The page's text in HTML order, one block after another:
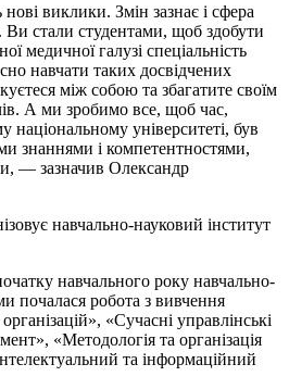
виклики. Змін зазнає і сфера
Ви стали студентами, щоб здобути
медичної галузі спеціальність
навчати таких досвідчених
між собою та збагатите своїм
А ми зробимо все, щоб час,
національному університеті, був
знаннями і компетентностями,
— зазначив Олександр
навчально-науковий інститут
навчального року навчально-
почалася робота з вивчення
«Сучасні управлінські
«Методологія та організація
та інформаційний